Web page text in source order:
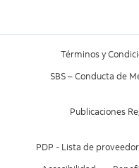
Términos y
SBS – Conducta de
Publicaciones
PDP - Lista de